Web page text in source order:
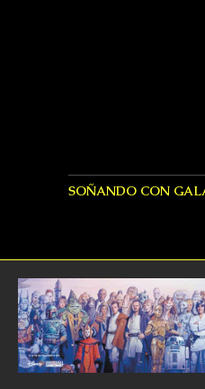
SOÑANDO CON